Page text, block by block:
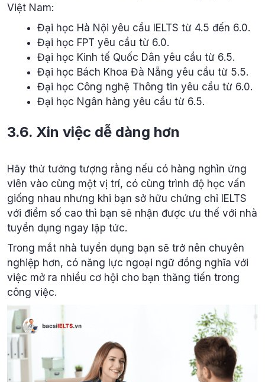
Việt Nam:
Đại học Hà Nội yêu cầu IELTS từ 4.5 đến 6.0.
Đại học FPT yêu cầu từ 6.0.
Đại học Kinh tế Quốc Dân yêu cầu từ 6.5.
Đại học Bách Khoa Đà Nẵng yêu cầu từ 5.5.
Đại học Công nghệ Thông tin yêu cầu từ 6.0.
Đại học Ngân hàng yêu cầu từ 6.5.
3.6. Xin việc dễ dàng hơn
Hãy thử tưởng tượng rằng nếu có hàng nghìn ứng
viên vào cùng một vị trí, có cùng trình độ học vấn
giống nhau nhưng khi bạn sở hữu chứng chỉ IELTS
với điểm số cao thì bạn sẽ nhận được ưu thế với nhà
tuyển dụng ngay lập tức.
Trong mắt nhà tuyển dụng bạn sẽ trở nên chuyên
nghiệp hơn, có năng lực ngoại ngữ đồng nghĩa với
việc mở ra nhiều cơ hội cho bạn thăng tiến trong
công việc.